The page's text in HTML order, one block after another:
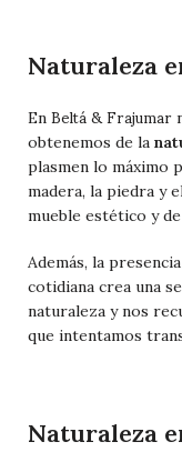
Naturaleza
En Beltá & Frajumar
obtenemos de la
plasmen lo máximo
madera, la piedra y
mueble estético y de
Además, la
cotidiana crea una
naturaleza y nos
que intentamos
Naturaleza